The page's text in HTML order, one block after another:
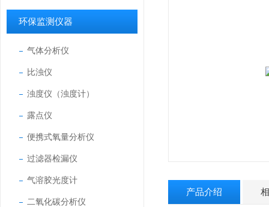
环保监测仪器
气体分析仪
比浊仪
浊度仪（浊度计）
露点仪
便携式氧量分析仪
过滤器检漏仪
气溶胶光度计
二氧化碳分析仪
产品介绍